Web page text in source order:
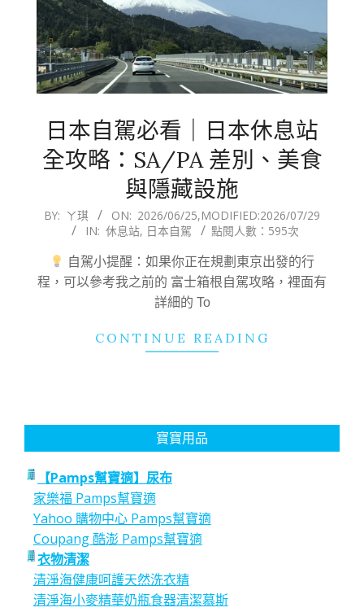
日本自駕必看｜日本休息站
全攻略：SA/PA 差別、美食
與隱藏設施
2026-
BY: ㄚ琪 ON: 2026/06/25,MODIFIED:2026/07/29
IN: 休息站, 日本自駕 點閱人數：595次
自駕小提醒：如果你正在規劃東京出發的行
程，可以參考我之前的 富士箱根自駕攻略，裡面有
詳細的 To
CONTINUE READING
寶寶用品
【Pamps幫寶適】尿布
家樂福 Pamps幫寶適
Yahoo 購物中心 Pamps幫寶適
Coupang 酷澎 Pamps幫寶適
衣物清潔
清淨海健康呵護天然洗衣精
清淨海小麥精華奶瓶食器清潔慕斯